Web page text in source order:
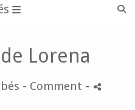
Lorena
- Comment -